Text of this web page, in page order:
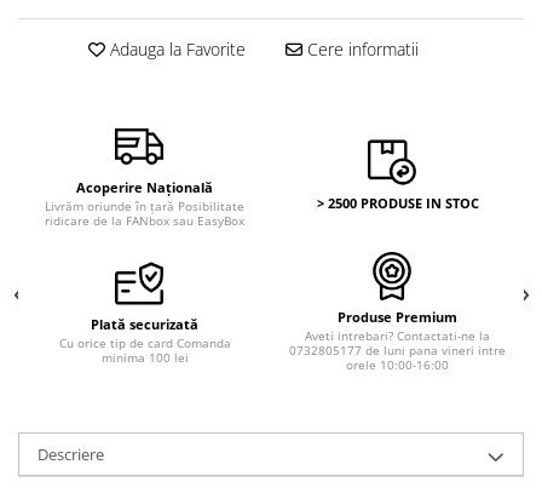
Adauga la Favorite Cere informatii
Acoperire Națională
Livrăm oriunde în țară Posibilitate
ridicare de la FANbox sau EasyBox
> 2500 PRODUSE IN STOC
Plată securizată
Cu orice tip de card Comanda
minima 100 lei
Produse Premium
Aveti intrebari? Contactati-ne la
0732805177 de luni pana vineri intre
orele 10:00-16:00
Descriere